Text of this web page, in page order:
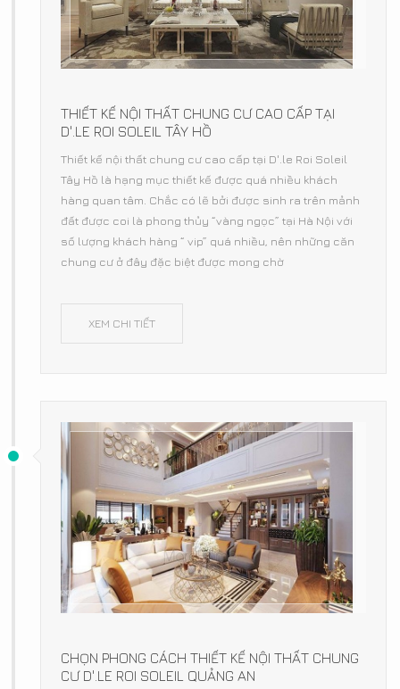
THIẾT KẾ NỘI THẤT CHUNG CƯ CAO CẤP TẠI
D'.LE ROI SOLEIL TÂY HỒ
Thiết kế nội thất chung cư cao cấp tại D'.le Roi Soleil
Tây Hồ là hạng mục thiết kế được quá nhiều khách
hàng quan tâm. Chắc có lẽ bởi được sinh ra trên mảnh
đất được coi là phong thủy “vàng ngọc” tại Hà Nội với
số lượng khách hàng “ vip” quá nhiều, nên những căn
chung cư ở đây đặc biệt được mong chờ
XEM CHI TIẾT
CHỌN PHONG CÁCH THIẾT KẾ NỘI THẤT CHUNG
CƯ D'.LE ROI SOLEIL QUẢNG AN